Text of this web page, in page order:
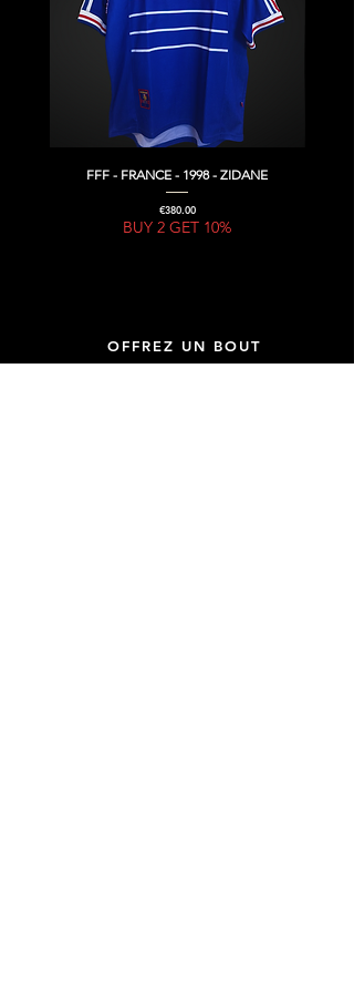
FFF - FRANCE - 1998 - ZIDANE
Price
€380.00
BUY 2 GET 10%
OFFREZ UN BOUT